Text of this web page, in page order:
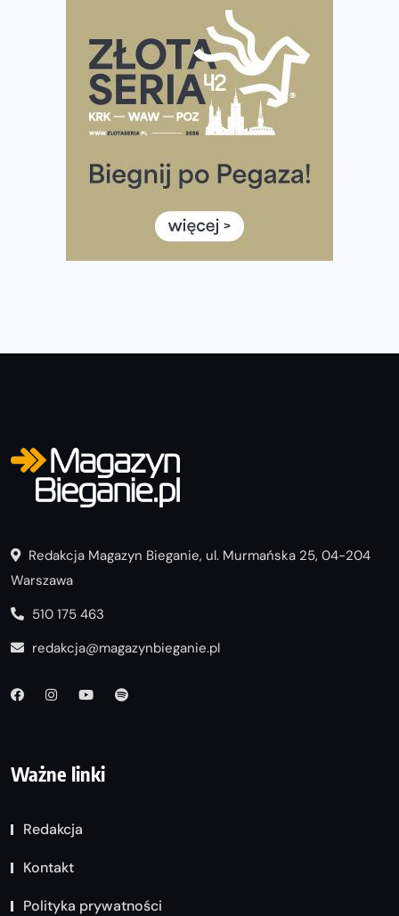
Rozbiegany Olsztyn szykuje się na weekend z
półmaratonem
Już w tę sobotę 35. Bieg Powstania Warszawskiego.
Wystartuje rekordowa liczba uczestników
35. Bieg Powstania Warszawskiego – praktyczny
Ile razy w tygodniu biegać? 3 treningi wystarczą? Jak
często biegać, żeby robić postępy
Już w ten weekend! Przed nami Nocny Portowy Maraton
i Półmaraton Szczeciński. Wszystko, co warto wiedzieć
Redakcja Magazyn Bieganie, ul. Murmańska 25, 04-204
Warszawa
510 175 463
redakcja@magazynbieganie.pl
Ważne linki
Redakcja
Kontakt
Polityka prywatności